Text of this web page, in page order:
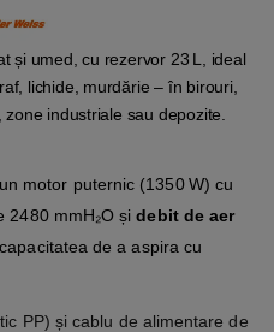
și umed, cu rezervor 23 L, ideal
lichide, murdărie – în birouri,
industriale sau depozite.
motor puternic (1350 W) cu
2480 mmH₂O șidebit de aer
de a aspira cu
PP) și cablu de alimentare de